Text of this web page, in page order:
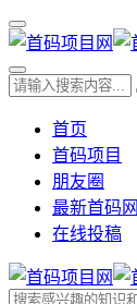
首页
首码项目
朋友圈
最新首码网
在线投稿